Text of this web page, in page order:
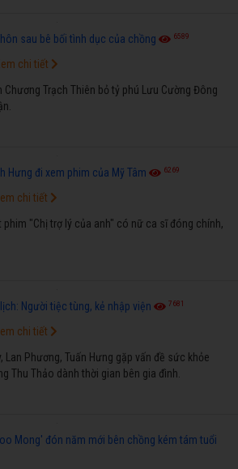
sau bê bối tình dục của chồng 6589
Chương Trạch Thiên bỏ tỷ phú Lưu Cường Đông
chi tiết
Hưng đi xem phim của Mỹ Tâm 6269
"Chị trợ lý của anh" có nữ ca sĩ đóng chính,
chi tiết
Người tiệc tùng, kẻ nhập viện 7681
Lan Phương, Tuấn Hưng gặp vấn đề sức khỏe
Thu Thảo dành thời gian bên gia đình.
chi tiết
Mong' đón năm mới bên chồng kém tám tuổi